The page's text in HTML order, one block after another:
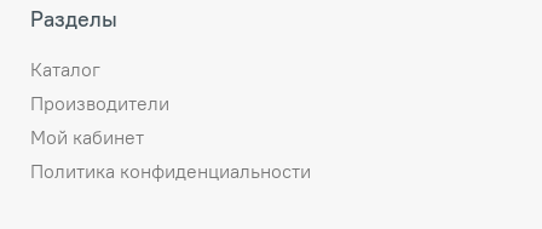
Разделы
Каталог
Производители
Мой кабинет
Политика конфиденциальности